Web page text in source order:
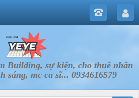
Building, sự kiện, cho thuê nhân
sáng, mc ca sĩ... 0934616579